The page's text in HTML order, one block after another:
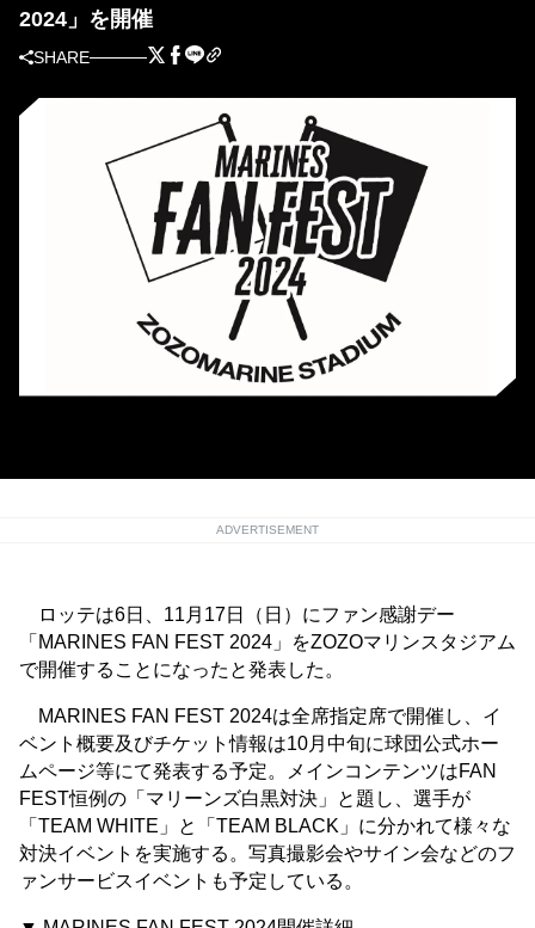
2024」を開催
SHARE
ADVERTISEMENT
ロッテは6日、11月17日（日）にファン感謝デー
「MARINES FAN FEST 2024」をZOZOマリンスタジアム
で開催することになったと発表した。
MARINES FAN FEST 2024は全席指定席で開催し、イ
ベント概要及びチケット情報は10月中旬に球団公式ホー
ムページ等にて発表する予定。メインコンテンツはFAN
FEST恒例の「マリーンズ白黒対決」と題し、選手が
「TEAM WHITE」と「TEAM BLACK」に分かれて様々な
対決イベントを実施する。写真撮影会やサイン会などのフ
ァンサービスイベントも予定している。